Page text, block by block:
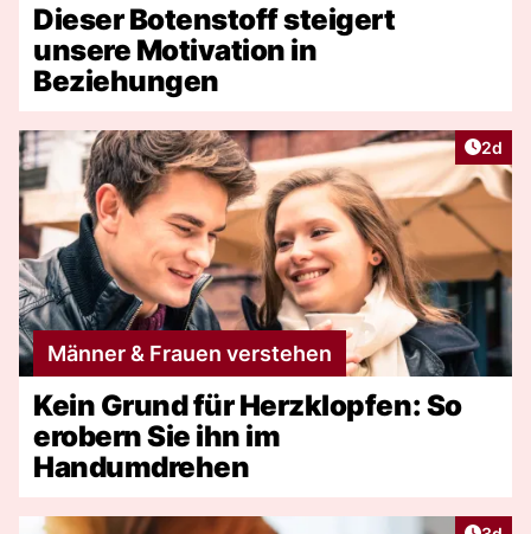
Dieser Botenstoff steigert
unsere Motivation in
Beziehungen
2d
Männer & Frauen verstehen
Kein Grund für Herzklopfen: So
erobern Sie ihn im
Handumdrehen